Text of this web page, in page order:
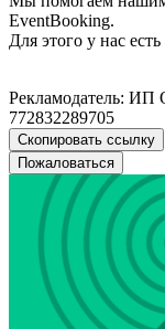
EventBooking.
Для этого у нас
Рекламодатель:
772832289705
Скопировать ссылку
Пожаловаться